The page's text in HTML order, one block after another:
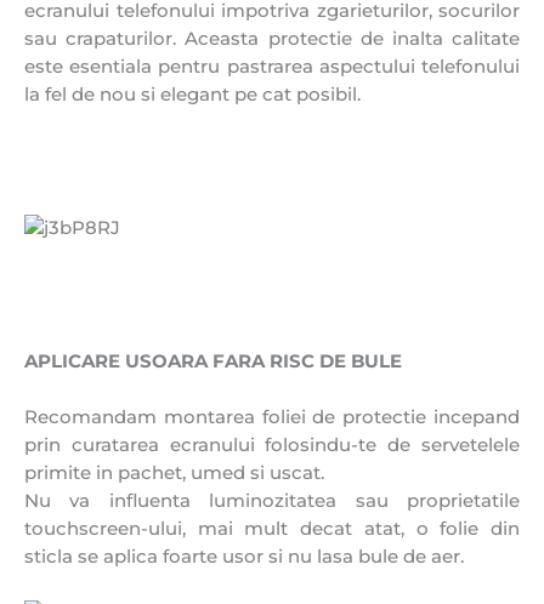
ecranului telefonului impotriva zgarieturilor, socurilor
sau crapaturilor. Aceasta protectie de inalta calitate
este esentiala pentru pastrarea aspectului telefonului
la fel de nou si elegant pe cat posibil.
APLICARE USOARA FARA RISC DE BULE
Recomandam montarea foliei de protectie incepand
prin curatarea ecranului folosindu-te de servetelele
primite in pachet, umed si uscat.
Nu va influenta luminozitatea sau proprietatile
touchscreen-ului, mai mult decat atat, o folie din
sticla se aplica foarte usor si nu lasa bule de aer.